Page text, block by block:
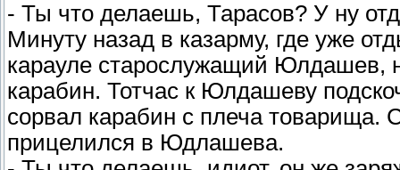
- Ты что делаешь, Тарасов? У ну
Минуту назад в казарму, где уже
карауле старослужащий Юлдашев,
карабин. Тотчас к Юлдашеву
сорвал карабин с плеча товарища.
прицелился в Юдлашева.